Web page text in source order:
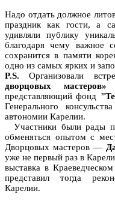
Надо отдать должное
праздник как гости, а
удивляли публику
благодаря чему важное
сохранится в памяти
одно из самых ярких и
P.S. Организовали
дворцовых мастеров»
представляющий фонд
Генерального
автономии Карелии.
Участники были рады
обменяться опытом с
Дворцовых мастеров —
уже не первый раз в
выставка в
представил тогда
Карелии.